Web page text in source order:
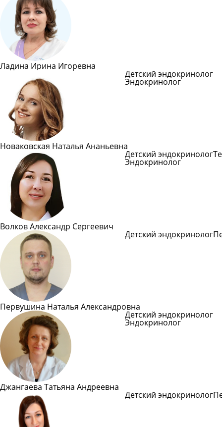
Ладина Ирина Игоревна
Детский эндокринолог
Эндокринолог
Новаковская Наталья Ананьевна
Детский эндокринолог
Эндокринолог
Волков Александр Сергеевич
Детский эндокринолог
Первушина Наталья Александровна
Детский эндокринолог
Эндокринолог
Джангаева Татьяна Андреевна
Детский эндокринолог